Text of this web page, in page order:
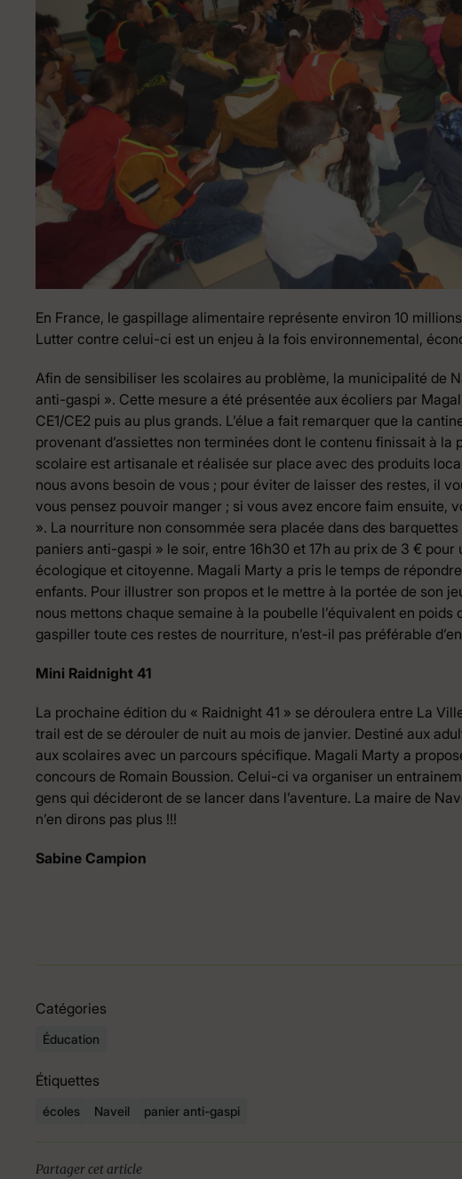
En France, le gaspillage alimentaire représente environ 10
Lutter contre celui-ci est un enjeu à la fois environnemental,
Afin de sensibiliser les scolaires au problème, la municipalité de
anti-gaspi ». Cette mesure a été présentée aux écoliers par
CE1/CE2 puis au plus grands. L’élue a fait remarquer que la
provenant d’assiettes non terminées dont le contenu finissait à la
scolaire est artisanale et réalisée sur place avec des produits
nous avons besoin de vous ; pour éviter de laisser des restes, il
vous pensez pouvoir manger ; si vous avez encore faim ensuite,
». La nourriture non consommée sera placée dans des
paniers anti-gaspi » le soir, entre 16h30 et 17h au prix de 3 €
écologique et citoyenne. Magali Marty a pris le temps de
enfants. Pour illustrer son propos et le mettre à la portée de son
nous mettons chaque semaine à la poubelle l’équivalent en poids
gaspiller toute ces restes de nourriture, n’est-il pas préférable
Mini Raidnight 41
La prochaine édition du « Raidnight 41 » se déroulera entre La
trail est de se dérouler de nuit au mois de janvier. Destiné aux
aux scolaires avec un parcours spécifique. Magali Marty a
concours de Romain Boussion. Celui-ci va organiser un
gens qui décideront de se lancer dans l’aventure. La maire de
n’en dirons pas plus !!!
Sabine Campion
Catégories
Éducation
Étiquettes
écoles Naveil panier anti-gaspi
Partager cet article